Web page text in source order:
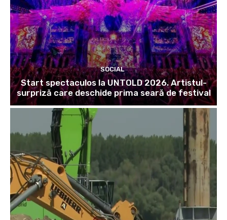
SOCIAL
Start spectaculos la UNTOLD 2026. Artistul-
surpriză care deschide prima seară de festival